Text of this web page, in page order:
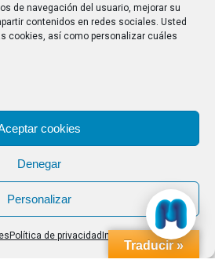
de navegación del usuario, mejorar su
contenidos en redes sociales. Usted
cookies, así como personalizar cuáles
cookies
Denegar
Personalizar
Política de privacidad Impressum
privacidad|Política de cookies
Traducir »